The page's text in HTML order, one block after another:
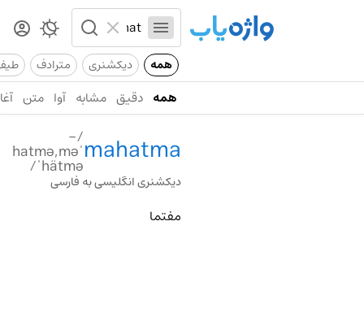
همه دیکشنری مترادف
همه دقیق مشابه آوا متن
mahatma
/-
ˈhatmə,mə
ˈhätmə/
دیکشنری انگلیسی به فارسی
مفتما